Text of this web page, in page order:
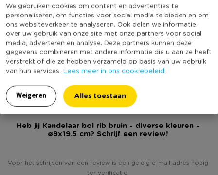
We gebruiken cookies om content en advertenties te
personaliseren, om functies voor social media te bieden en om
ons websiteverkeer te analyseren. Ook delen we informatie
over uw gebruik van onze site met onze partners voor social
media, adverteren en analyse. Deze partners kunnen deze
gegevens combineren met andere informatie die u aan ze heeft
verstrekt of die ze hebben verzameld op basis van uw gebruik
van hun services. Lees meer in ons cookiebeleid.
Weigeren Alles toestaan
om dit vooraf te bepalen. • Ook verkrijgbaar in roze varianten
Online Only
Nee
Materiaal
Glas
Productbreedte (cm)
19,5
Producthoogte (cm)
9
Kleur
Bruin
Heb jij Kandelaar bol rib bruin - diverse kleuren -
ø9x19.5 cm? Schrijf een review!
Voor het schrijven van een review is een geldig e-mail adres nodig
ter verificatie.